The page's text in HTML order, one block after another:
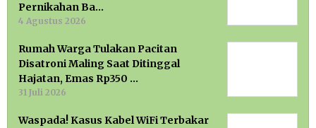
Pernikahan Ba…
4 Agustus 2026
Rumah Warga Tulakan Pacitan
Disatroni Maling Saat Ditinggal
Hajatan, Emas Rp350 …
31 Juli 2026
Waspada! Kasus Kabel WiFi Terbakar